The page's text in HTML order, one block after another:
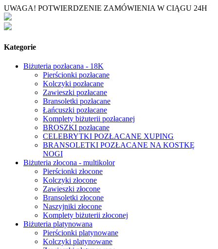
UWAGA! POTWIERDZENIE ZAMÓWIENIA W CIĄGU 24H
Kategorie
Biżuteria pozłacana - 18K
Pierścionki pozłacane
Kolczyki pozłacane
Zawieszki pozłacane
Bransoletki pozłacane
Łańcuszki pozłacane
Komplety biżuterii pozłacanej
BROSZKI pozłacane
CELEBRYTKI POZŁACANE XUPING
BRANSOLETKI POZŁACANE NA KOSTKĘ
NOGI
Biżuteria złocona - multikolor
Pierścionki złocone
Kolczyki złocone
Zawieszki złocone
Bransoletki złocone
Naszyjniki złocone
Komplety biżuterii złoconej
Biżuteria platynowana
Pierścionki platynowane
Kolczyki platynowane